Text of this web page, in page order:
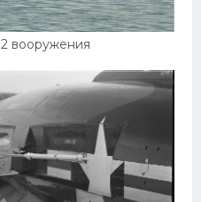
вооружения